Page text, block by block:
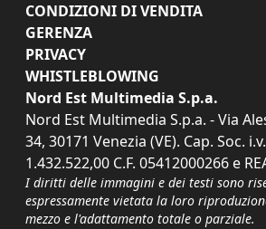
CONDIZIONI DI VENDITA
GERENZA
PRIVACY
WHISTLEBLOWING
Nord Est Multimedia S.p.a.
Nord Est Multimedia S.p.a. - Via
34, 30171 Venezia (VE). Cap. Soc.
1.432.522,00 C.F. 05412000266 e
I diritti delle immagini e dei testi sono
espressamente vietata la loro
mezzo e l'adattamento totale o parziale.